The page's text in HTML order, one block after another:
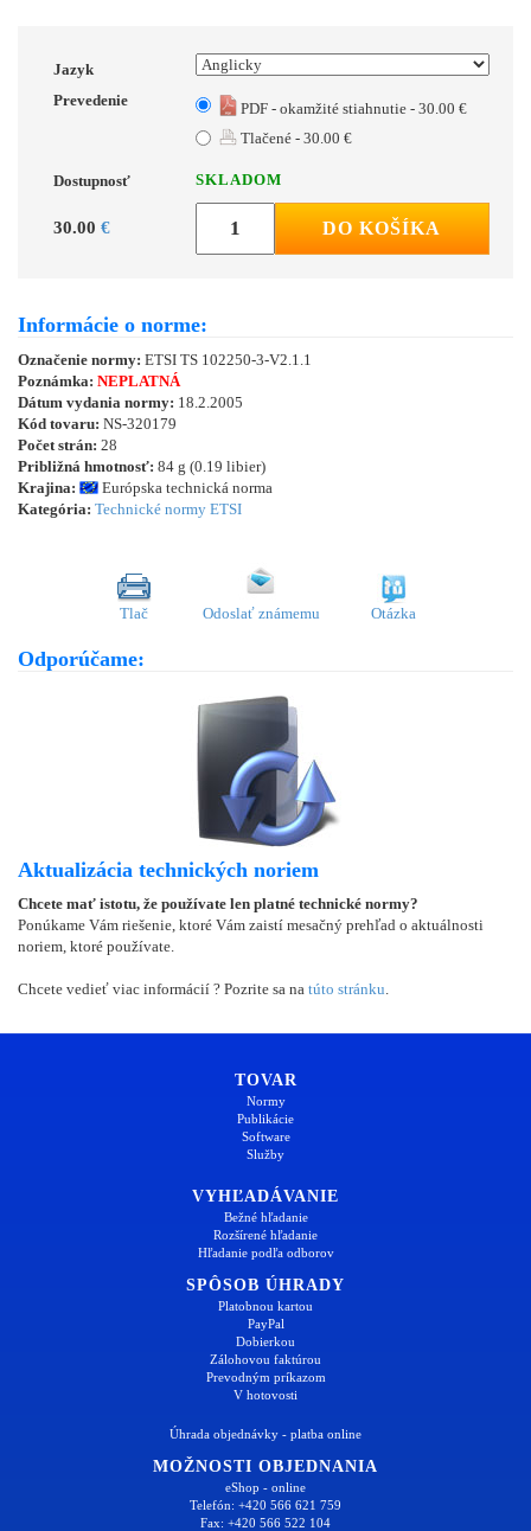
Jazyk
Prevedenie
PDF - okamžité stiahnutie - 30.00 €
Tlačené - 30.00 €
Dostupnosť SKLADOM
30.00 € DO KOŠÍKA
Informácie o norme:
Označenie normy: ETSI TS 102250-3-V2.1.1
Poznámka: NEPLATNÁ
Dátum vydania normy: 18.2.2005
Kód tovaru: NS-320179
Počet strán: 28
Približná hmotnosť: 84 g (0.19 libier)
Krajina:
Európska technická norma
Kategória: Technické normy ETSI
Tlač Odoslať známemu Otázka
Odporúčame:
Aktualizácia technických noriem
Chcete mať istotu, že používate len platné technické normy?
Ponúkame Vám riešenie, ktoré Vám zaistí mesačný prehľad o aktuálnosti
noriem, ktoré používate.
Chcete vedieť viac informácií ? Pozrite sa na túto stránku
TOVAR
Normy
Publikácie
Software
Služby
VYHĽADÁVANIE
Bežné hľadanie
Rozšírené hľadanie
Hľadanie podľa odborov
SPÔSOB ÚHRADY
Platobnou kartou
PayPal
Dobierkou
Zálohovou faktúrou
Prevodným príkazom
V hotovosti
Úhrada objednávky - platba online
MOŽNOSTI OBJEDNANIA
eShop - online
Telefón: +420 566 621 759
Fax: +420 566 522 104